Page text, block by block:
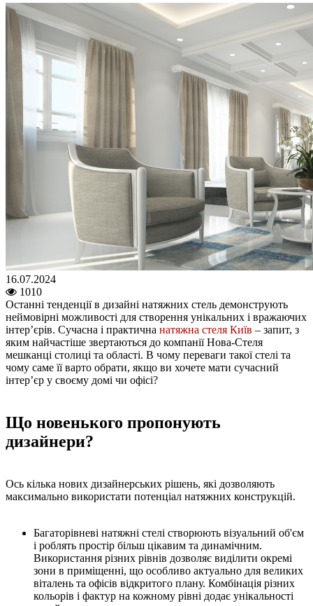
16.07.2024
1010
Останні тенденції в дизайні натяжних стель демонструють
неймовірні можливості для створення унікальних і вражаючих
інтер’єрів. Сучасна і практична натяжна стеля Київ – запит, з
яким найчастіше звертаються до компанії Нова-Стеля
мешканці столиці та області. В чому переваги такої стелі та
чому саме її варто обрати, якщо ви хочете мати сучасний
інтер’єр у своєму домі чи офісі?
Що новенького пропонують
дизайнери?
Ось кілька нових дизайнерських рішень, які дозволяють
максимально використати потенціал натяжних конструкцій.
Багаторівневі натяжні стелі створюють візуальний об'єм
і роблять простір більш цікавим та динамічним.
Використання різних рівнів дозволяє виділити окремі
зони в приміщенні, що особливо актуально для великих
віталень та офісів відкритого плану. Комбінація різних
кольорів і фактур на кожному рівні додає унікальності